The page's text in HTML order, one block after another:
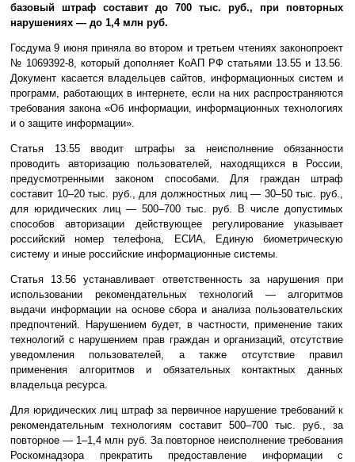
базовый штраф составит до 700 тыс. руб., при повторных
нарушениях — до 1,4 млн руб.
Госдума 9 июня приняла во втором и третьем чтениях законопроект
№ 1069392-8, который дополняет КоАП РФ статьями 13.55 и 13.56.
Документ касается владельцев сайтов, информационных систем и
программ, работающих в интернете, если на них распространяются
требования закона «Об информации, информационных технологиях
и о защите информации».
Статья 13.55 вводит штрафы за неисполнение обязанности
проводить авторизацию пользователей, находящихся в России,
предусмотренными законом способами. Для граждан штраф
составит 10–20 тыс. руб., для должностных лиц — 30–50 тыс. руб.,
для юридических лиц — 500–700 тыс. руб. В числе допустимых
способов авторизации действующее регулирование указывает
российский номер телефона, ЕСИА, Единую биометрическую
систему и иные российские информационные системы.
Статья 13.56 устанавливает ответственность за нарушения при
использовании рекомендательных технологий — алгоритмов
выдачи информации на основе сбора и анализа пользовательских
предпочтений. Нарушением будет, в частности, применение таких
технологий с нарушением прав граждан и организаций, отсутствие
уведомления пользователей, а также отсутствие правил
применения алгоритмов и обязательных контактных данных
владельца ресурса.
Для юридических лиц штраф за первичное нарушение требований к
рекомендательным технологиям составит 500–700 тыс. руб., за
повторное — 1–1,4 млн руб. За повторное неисполнение требования
Роскомнадзора прекратить предоставление информации с